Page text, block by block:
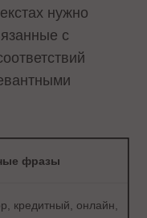
нужно
с
фразы
кредитный, онлайн,